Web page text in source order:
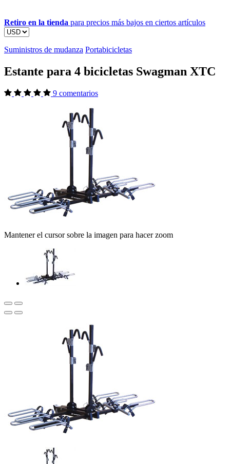
Retiro en la tienda para precios más bajos en ciertos artículos
Suministros de mudanza Portabicicletas
Estante para 4 bicicletas Swagman XTC
9 comentarios
Mantener el cursor sobre la imagen para hacer zoom